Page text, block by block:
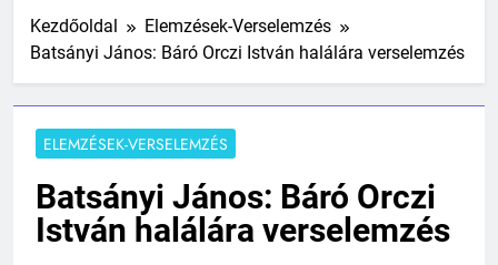
Kezdőoldal
Elemzések-Verselemzés
Batsányi János: Báró Orczi István halálára verselemzés
ELEMZÉSEK-VERSELEMZÉS
Batsányi János: Báró Orczi
István halálára verselemzés